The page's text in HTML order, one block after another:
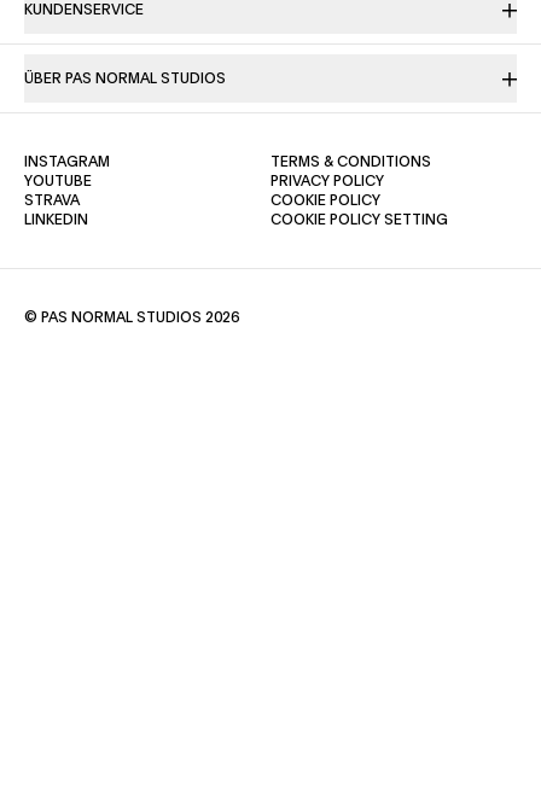
KUNDENSERVICE
ÜBER PAS NORMAL STUDIOS
TERMS & CONDITIONS
PRIVACY POLICY(OPENS IN A NEW TAB)
COOKIE POLICY(OPENS IN A NEW TAB)
COOKIE POLICY SETTING
INSTAGRAM
YOUTUBE(OPENS IN A NEW TAB)
STRAVA(OPENS IN A NEW TAB)
LINKEDIN
© PAS NORMAL STUDIOS 2026